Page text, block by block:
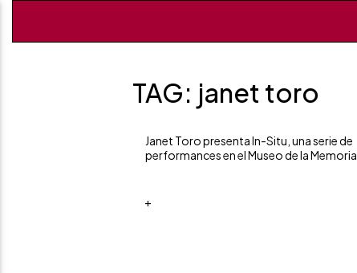
TAG: janet toro
Janet Toro presenta In-Situ, una serie de
performances en el Museo de la Memoria
+